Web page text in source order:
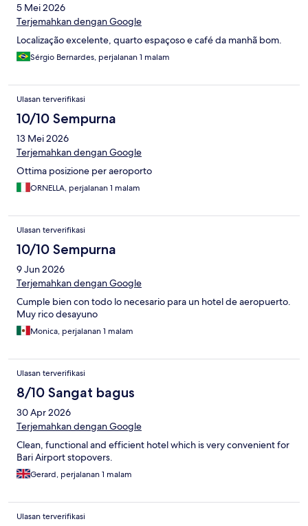
5 Mei 2026
Terjemahkan dengan Google
Localização excelente, quarto espaçoso e café da manhã bom.
Sérgio Bernardes, perjalanan 1 malam
Ulasan terverifikasi
10/10 Sempurna
13 Mei 2026
Terjemahkan dengan Google
Ottima posizione per aeroporto
ORNELLA, perjalanan 1 malam
Ulasan terverifikasi
10/10 Sempurna
9 Jun 2026
Terjemahkan dengan Google
Cumple bien con todo lo necesario para un hotel de aeropuerto.
Muy rico desayuno
Monica, perjalanan 1 malam
Ulasan terverifikasi
8/10 Sangat bagus
30 Apr 2026
Terjemahkan dengan Google
Clean, functional and efficient hotel which is very convenient for
Bari Airport stopovers.
Gerard, perjalanan 1 malam
Ulasan terverifikasi